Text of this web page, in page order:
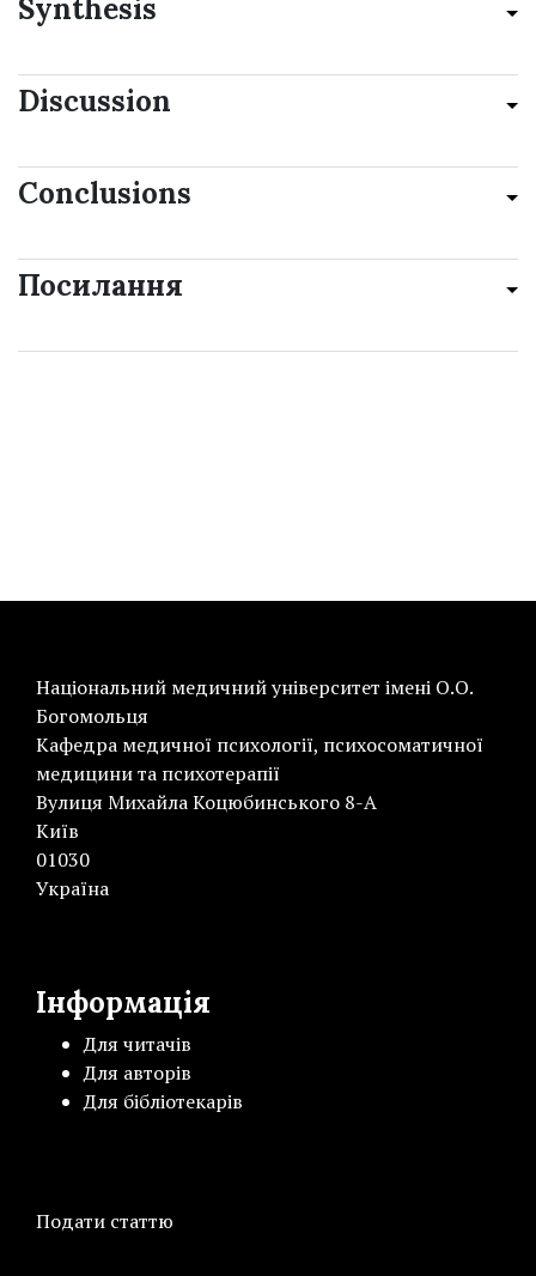
Synthesis
Discussion
Conclusions
Посилання
Національний медичний університет імені О.О.
Богомольця
Кафедра медичної психології, психосоматичної
медицини та психотерапії
Вулиця Михайла Коцюбинського 8-А
Київ
01030
Україна
Інформація
Для читачів
Для авторів
Для бібліотекарів
Подати статтю